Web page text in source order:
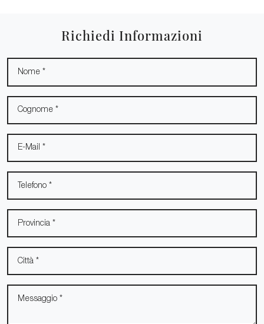
Richiedi Informazioni